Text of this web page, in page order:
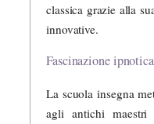
classica grazie alla
innovative.
Fascinazione
La scuola insegna
agli antichi